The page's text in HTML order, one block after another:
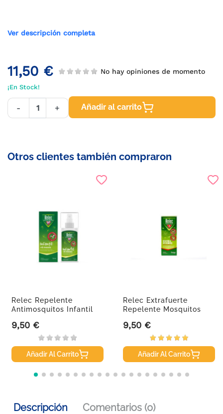
Ver descripción completa
11,50 € No hay opiniones de momento
¡En Stock!
- + Añadir al carrito
Otros clientes también compraron
Relec Repelente
Antimosquitos Infantil
Precio
9,50 €
Añadir Al Carrito
Relec Extrafuerte
Repelente Mosquitos
Precio
9,50 €
Añadir Al Carrito
Descripción Comentarios (0)